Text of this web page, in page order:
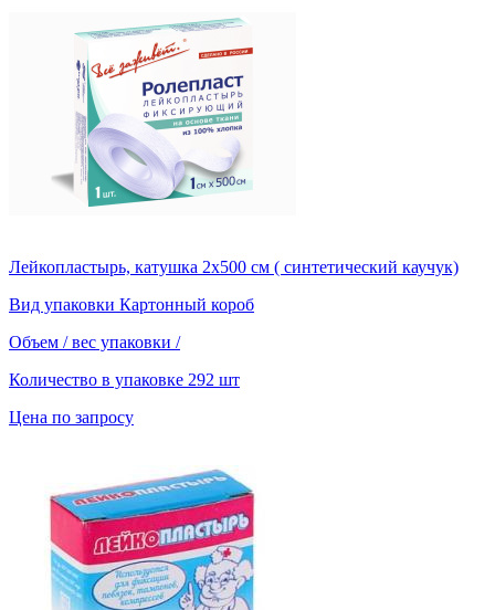
Лейкопластырь, катушка 2х500 см ( синтетический каучук)
Вид упаковки Картонный короб
Объем / вес упаковки /
Количество в упаковке 292 шт
Цена по запросу